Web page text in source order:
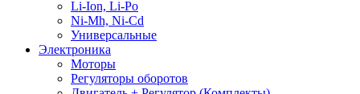
Li-Ion, Li-Po
Ni-Mh, Ni-Cd
Универсальные
Электроника
Моторы
Регуляторы оборотов